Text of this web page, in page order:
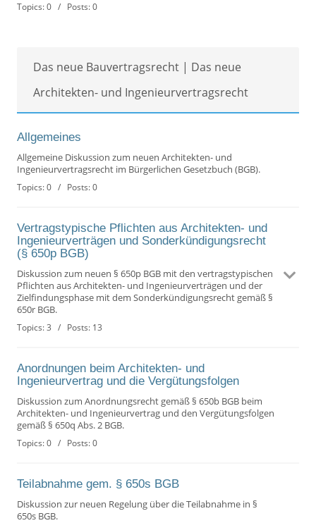
Topics: 0 / Posts: 0
Das neue Bauvertragsrecht | Das neue
Architekten- und Ingenieurvertragsrecht
Allgemeines
Allgemeine Diskussion zum neuen Architekten- und
Ingenieurvertragsrecht im Bürgerlichen Gesetzbuch (BGB).
Topics: 0 / Posts: 0
Vertragstypische Pflichten aus Architekten- und
Ingenieurverträgen und Sonderkündigungsrecht
(§ 650p BGB)
Diskussion zum neuen § 650p BGB mit den vertragstypischen
Pflichten aus Architekten- und Ingenieurverträgen und der
Zielfindungsphase mit dem Sonderkündigungsrecht gemäß §
650r BGB.
Topics: 3 / Posts: 13
Anordnungen beim Architekten- und
Ingenieurvertrag und die Vergütungsfolgen
Diskussion zum Anordnungsrecht gemäß § 650b BGB beim
Architekten- und Ingenieurvertrag und den Vergütungsfolgen
gemäß § 650q Abs. 2 BGB.
Topics: 0 / Posts: 0
Teilabnahme gem. § 650s BGB
Diskussion zur neuen Regelung über die Teilabnahme in §
650s BGB.